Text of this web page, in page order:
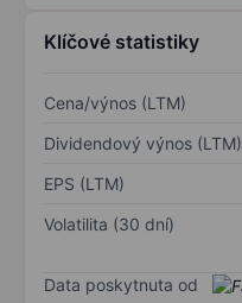
Klíčové statistiky
Cena/výnos (LTM)
Dividendový výnos (LTM)
EPS (LTM)
Volatilita (30 dní)
Data poskytnuta od